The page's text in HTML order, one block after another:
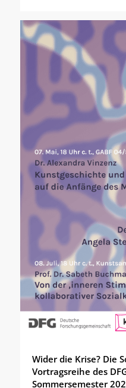
Wider die Krise? Die
Vortragsreihe des
Sommersemester